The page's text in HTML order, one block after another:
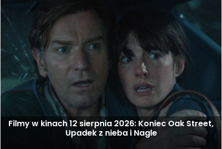
Filmy w kinach 12 sierpnia 2026: Koniec Oak Street,
Upadek z nieba i Nagle